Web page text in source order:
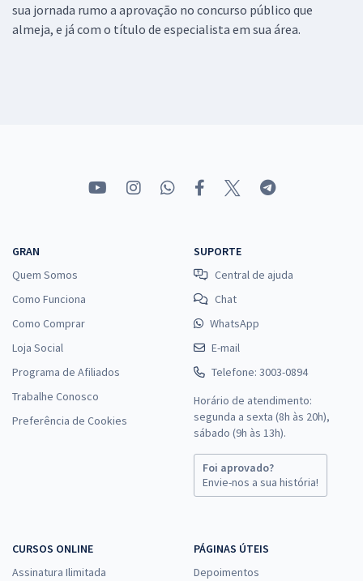
sua jornada rumo a aprovação no concurso público que
almeja, e já com o título de especialista em sua área.
GRAN
Quem Somos
Como Funciona
Como Comprar
Loja Social
Programa de Afiliados
Trabalhe Conosco
Preferência de Cookies
SUPORTE
Central de ajuda
Chat
WhatsApp
E-mail
Telefone: 3003-0894
Horário de atendimento:
segunda a sexta (8h às 20h),
sábado (9h às 13h).
Foi aprovado?
Envie-nos a sua história!
CURSOS ONLINE
Assinatura Ilimitada
PÁGINAS ÚTEIS
Depoimentos